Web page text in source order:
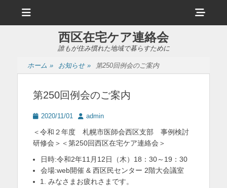
ュ
ヘ
ッ
サ
西区在宅ケア連絡会
誰もが住み慣れた地域で暮らすために
ホーム » お知らせ » 第250回例会のご案内
第250回例会のご案内
投
日
2020/11/01
投
者
admin
＜令和２年度 札幌市医師会西区支部 事例検討
研修会＞＜第250回西区在宅ケア連絡会＞
日時:令和2年11月12日（木）18：30～19：30
会場:web開催 & 西区民センター 2階大会議室
みなさまお疲れさまです。